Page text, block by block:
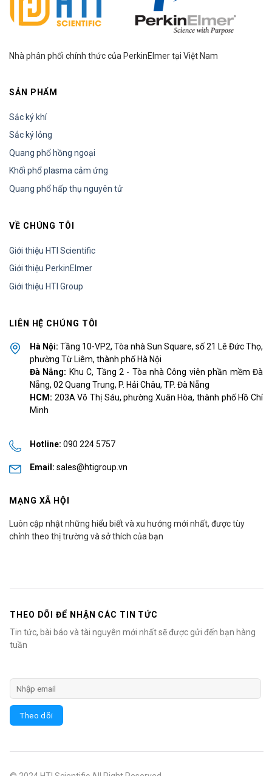
Nhà phân phối chính thức của PerkinElmer tại Việt Nam
SẢN PHẨM
Sắc ký khí
Sắc ký lỏng
Quang phổ hồng ngoại
Khối phổ plasma cảm ứng
Quang phổ hấp thụ nguyên tử
VỀ CHÚNG TÔI
Giới thiệu HTI Scientific
Giới thiệu PerkinElmer
Giới thiệu HTI Group
LIÊN HỆ CHÚNG TÔI
Hà Nội: Tầng 10-VP2, Tòa nhà Sun Square, số 21 Lê Đức Thọ,
phường Từ Liêm, thành phố Hà Nội
Đà Nẵng: Khu C, Tầng 2 - Tòa nhà Công viên phần mềm Đà
Nẵng, 02 Quang Trung, P. Hải Châu, TP. Đà Nẵng
HCM: 203A Võ Thị Sáu, phường Xuân Hòa, thành phố Hồ Chí
Minh
Hotline: 090 224 5757
Email: sales@htigroup.vn
MẠNG XÃ HỘI
Luôn cập nhật những hiểu biết và xu hướng mới nhất, được tùy
chỉnh theo thị trường và sở thích của bạn
THEO DÕI ĐỂ NHẬN CÁC TIN TỨC
Tin tức, bài báo và tài nguyên mới nhất sẽ được gửi đến bạn hàng
tuần